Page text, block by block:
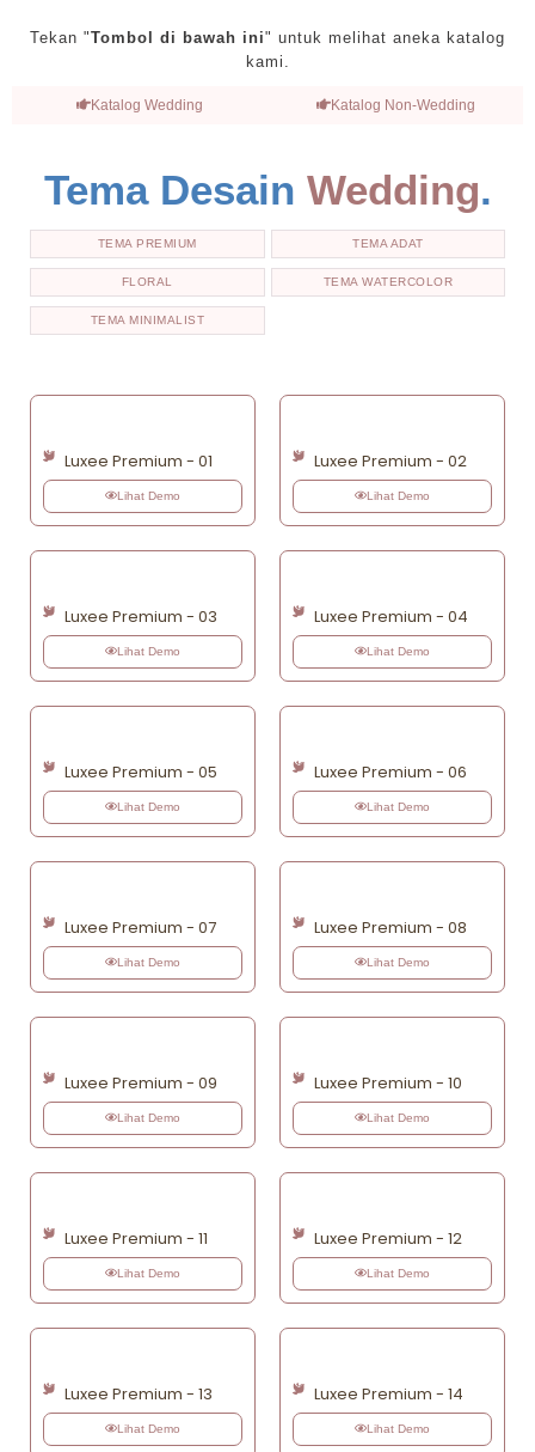
Tekan "Tombol di bawah ini" untuk melihat aneka katalog
kami.
Katalog Wedding Katalog Non-Wedding
Tema Desain Wedding.
TEMA PREMIUM TEMA ADAT
FLORAL TEMA WATERCOLOR
TEMA MINIMALIST
Luxee Premium - 01
Lihat Demo
Luxee Premium - 02
Lihat Demo
Luxee Premium - 03
Lihat Demo
Luxee Premium - 04
Lihat Demo
Luxee Premium - 05
Lihat Demo
Luxee Premium - 06
Lihat Demo
Luxee Premium - 07
Lihat Demo
Luxee Premium - 08
Lihat Demo
Luxee Premium - 09
Lihat Demo
Luxee Premium - 10
Lihat Demo
Luxee Premium - 11
Lihat Demo
Luxee Premium - 12
Lihat Demo
Luxee Premium - 13
Lihat Demo
Luxee Premium - 14
Lihat Demo